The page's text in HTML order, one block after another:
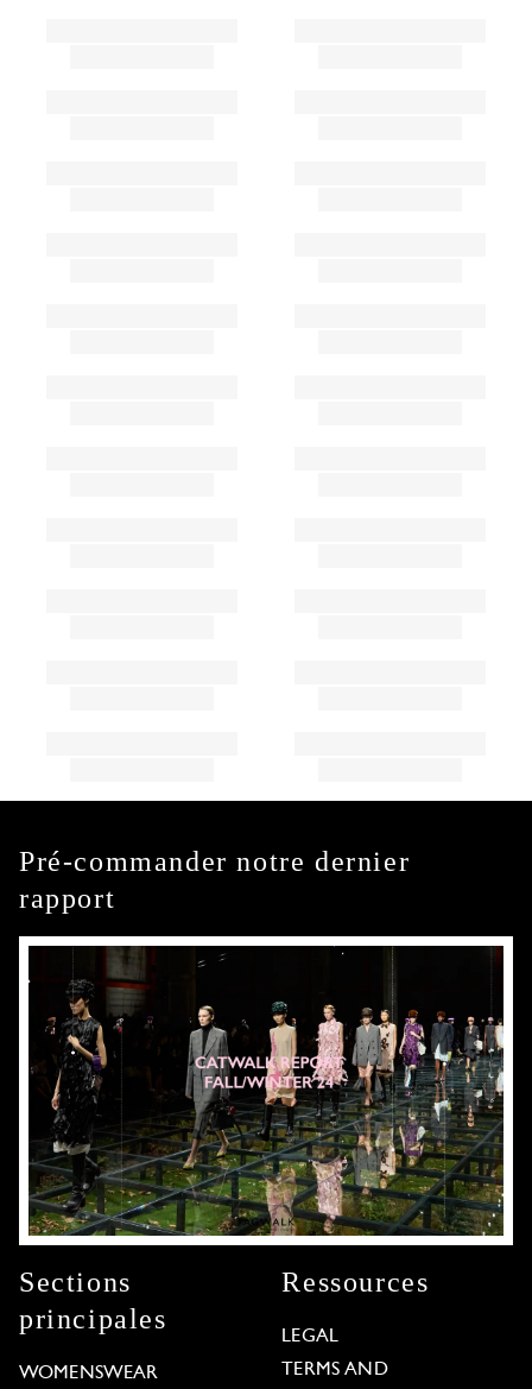
Pré-commander notre dernier
rapport
Sections
principales
WOMENSWEAR
Ressources
LEGAL
TERMS AND